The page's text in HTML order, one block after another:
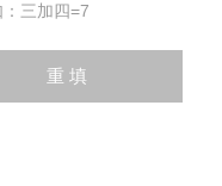
三加四=7